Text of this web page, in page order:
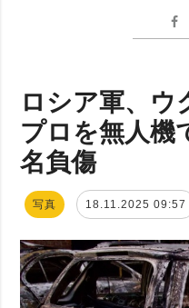
ロシア軍、ウ
プロを無人
名負傷
写真 18.11.2025 09:57